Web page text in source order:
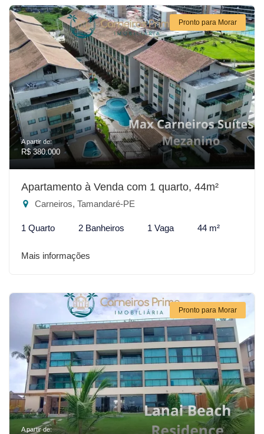
Pronto para Morar
A partir de:
R$ 380.000
Apartamento à Venda com 1 quarto, 44m²
Carneiros, Tamandaré-PE
1 Quarto 2 Banheiros 1 Vaga 44 m²
Mais informações
Pronto para Morar
A partir de: